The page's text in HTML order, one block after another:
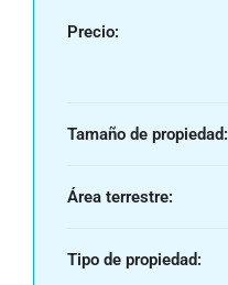
Precio:
Tamaño de propiedad:
Área terrestre:
Tipo de propiedad: